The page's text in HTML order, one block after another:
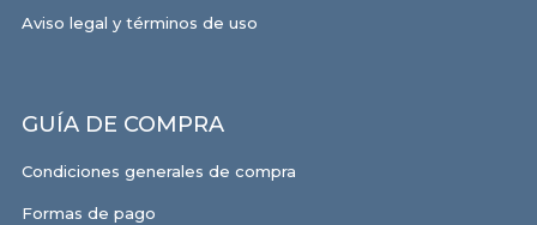
Aviso legal y términos de uso
GUÍA DE COMPRA
Condiciones generales de compra
Formas de pago